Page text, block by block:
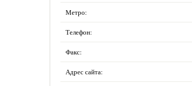
Метро:
Телефон:
Факс:
Адрес сайта: